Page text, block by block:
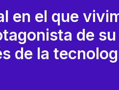
en el que
de
de la